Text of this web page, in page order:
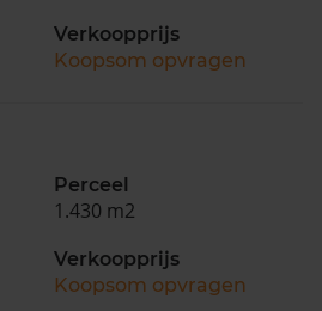
Verkoopprijs
Koopsom opvragen
Perceel
1.430 m2
Verkoopprijs
Koopsom opvragen